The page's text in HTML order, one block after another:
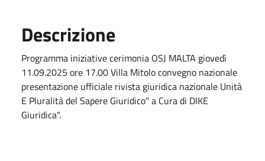
Descrizione
Programma iniziative cerimonia OSJ MALTA giovedì
11.09.2025 ore 17.00 Villa Mitolo convegno nazionale
presentazione ufficiale rivista giuridica nazionale Unità
E Pluralità del Sapere Giuridico" a Cura di DIKE
Giuridica".